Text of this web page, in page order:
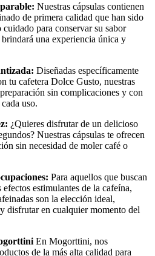
Nuestras cápsulas contienen
de primera calidad que han sido
para conservar su sabor
una experiencia única y
Diseñadas específicamente
tu cafetera Dolce Gusto, nuestras
sin complicaciones y con
uso.
¿Quieres disfrutar de un delicioso
Nuestras cápsulas te ofrecen
sin necesidad de moler café o
Para aquellos que buscan
estimulantes de la cafeína,
son la elección ideal,
disfrutar en cualquier momento del
En Mogorttini, nos
de la más alta calidad para